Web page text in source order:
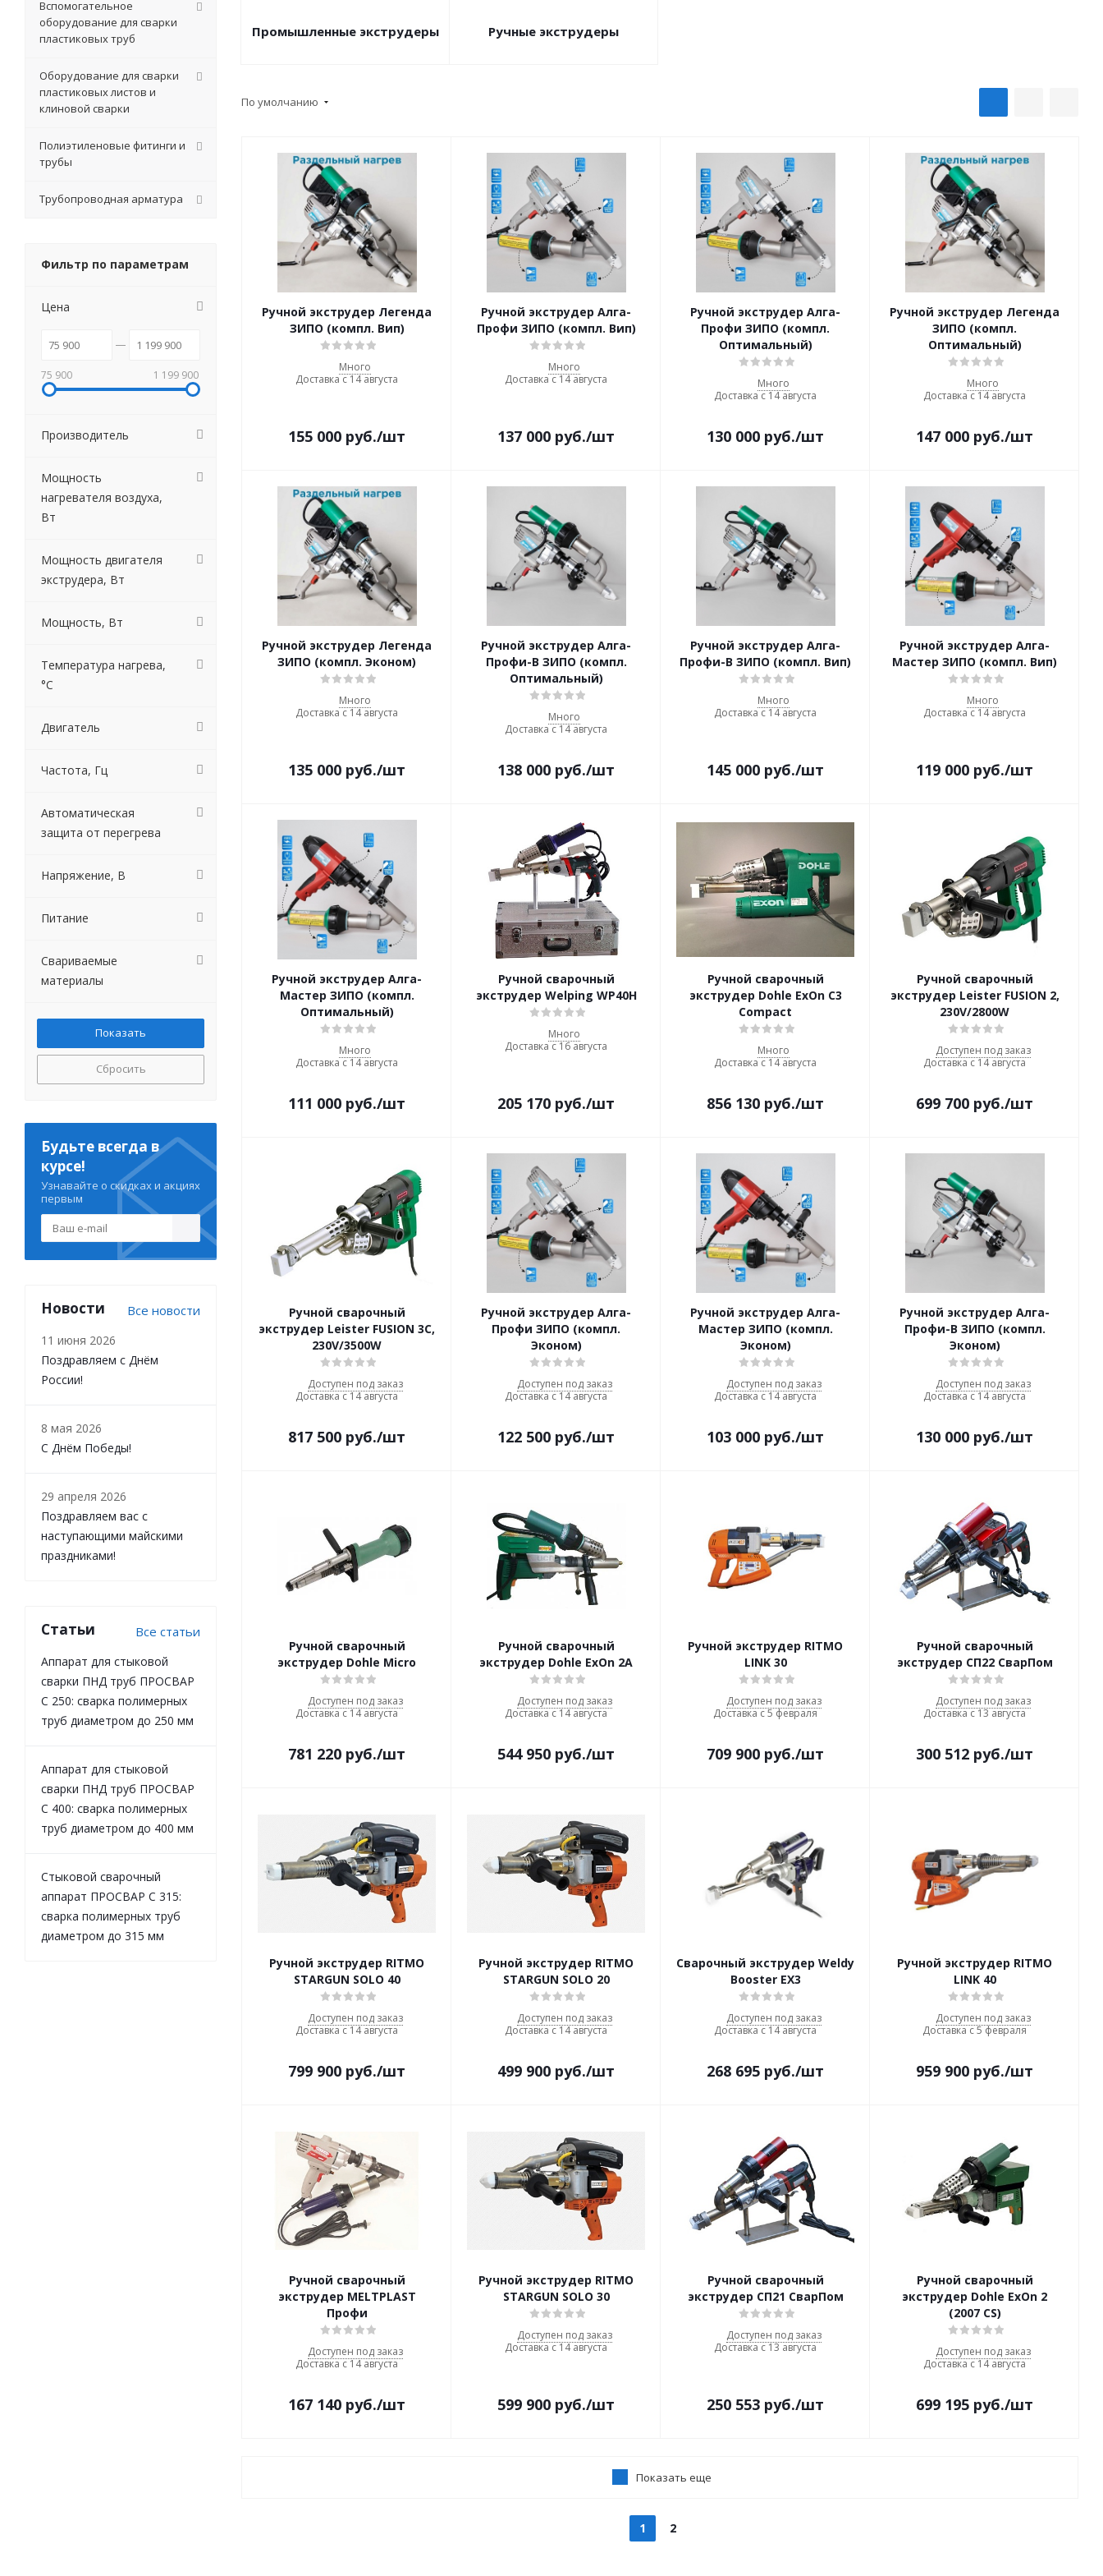
Промышленные экструдеры Ручные экструдеры
По умолчанию
Ручной экструдер Легенда
ЗИПО (компл. Вип)
Много
Доставка с 14 августа
155 000 руб./шт
Ручной экструдер Алга-
Профи ЗИПО (компл. Вип)
Много
Доставка с 14 августа
137 000 руб./шт
Ручной экструдер Алга-
Профи ЗИПО (компл.
Оптимальный)
Много
Доставка с 14 августа
130 000 руб./шт
Ручной экструдер Легенда
ЗИПО (компл.
Оптимальный)
Много
Доставка с 14 августа
147 000 руб./шт
Ручной экструдер Легенда
ЗИПО (компл. Эконом)
Много
Доставка с 14 августа
135 000 руб./шт
Ручной экструдер Алга-
Профи-В ЗИПО (компл.
Оптимальный)
Много
Доставка с 14 августа
138 000 руб./шт
Ручной экструдер Алга-
Профи-В ЗИПО (компл. Вип)
Много
Доставка с 14 августа
145 000 руб./шт
Ручной экструдер Алга-
Мастер ЗИПО (компл. Вип)
Много
Доставка с 14 августа
119 000 руб./шт
Ручной экструдер Алга-
Мастер ЗИПО (компл.
Оптимальный)
Много
Доставка с 14 августа
111 000 руб./шт
Ручной сварочный
экструдер Welping WP40H
Много
Доставка с 16 августа
205 170 руб./шт
Ручной сварочный
экструдер Dohle ExOn С3
Compact
Много
Доставка с 14 августа
856 130 руб./шт
Ручной сварочный
экструдер Leister FUSION 2,
230V/2800W
Доступен под заказ
Доставка с 14 августа
699 700 руб./шт
Ручной сварочный
экструдер Leister FUSION 3C,
230V/3500W
Доступен под заказ
Доставка с 14 августа
817 500 руб./шт
Ручной экструдер Алга-
Профи ЗИПО (компл.
Эконом)
Доступен под заказ
Доставка с 14 августа
122 500 руб./шт
Ручной экструдер Алга-
Мастер ЗИПО (компл.
Эконом)
Доступен под заказ
Доставка с 14 августа
103 000 руб./шт
Ручной экструдер Алга-
Профи-В ЗИПО (компл.
Эконом)
Доступен под заказ
Доставка с 14 августа
130 000 руб./шт
Ручной сварочный
экструдер Dohle Micro
Доступен под заказ
Доставка с 14 августа
781 220 руб./шт
Ручной сварочный
экструдер Dohle ExOn 2A
Доступен под заказ
Доставка с 14 августа
544 950 руб./шт
Ручной экструдер RITMO
LINK 30
Доступен под заказ
Доставка с 5 февраля
709 900 руб./шт
Ручной сварочный
экструдер СП22 СварПом
Доступен под заказ
Доставка с 13 августа
300 512 руб./шт
Ручной экструдер RITMO
STARGUN SOLO 40
Доступен под заказ
Доставка с 14 августа
799 900 руб./шт
Ручной экструдер RITMO
STARGUN SOLO 20
Доступен под заказ
Доставка с 14 августа
499 900 руб./шт
Сварочный экструдер Weldy
Booster EX3
Доступен под заказ
Доставка с 14 августа
268 695 руб./шт
Ручной экструдер RITMO
LINK 40
Доступен под заказ
Доставка с 5 февраля
959 900 руб./шт
Ручной сварочный
экструдер MELTPLAST
Профи
Доступен под заказ
Доставка с 14 августа
167 140 руб./шт
Ручной экструдер RITMO
STARGUN SOLO 30
Доступен под заказ
Доставка с 14 августа
599 900 руб./шт
Ручной сварочный
экструдер СП21 СварПом
Доступен под заказ
Доставка с 13 августа
250 553 руб./шт
Ручной сварочный
экструдер Dohle ExOn 2
(2007 CS)
Доступен под заказ
Доставка с 14 августа
699 195 руб./шт
Показать еще
1 2
Вспомогательное
оборудование для сварки
пластиковых труб
Оборудование для сварки
пластиковых листов и
клиновой сварки
Полиэтиленовые фитинги и
трубы
Трубопроводная арматура
Фильтр по параметрам
Цена
75 900 1 199 900
Производитель
Мощность
нагревателя воздуха,
Вт
Мощность двигателя
экструдера, Вт
Мощность, Вт
Температура нагрева,
°С
Двигатель
Частота, Гц
Автоматическая
защита от перегрева
Напряжение, В
Питание
Свариваемые
материалы
Сбросить
Будьте всегда в
курсе!
Узнавайте о скидках и акциях
первым
Новости Все новости
11 июня 2026
Поздравляем с Днём
России!
8 мая 2026
С Днём Победы!
29 апреля 2026
Поздравляем вас с
наступающими майскими
праздниками!
Статьи Все статьи
Аппарат для стыковой
сварки ПНД труб ПРОСВАР
С 250: сварка полимерных
труб диаметром до 250 мм
Аппарат для стыковой
сварки ПНД труб ПРОСВАР
С 400: сварка полимерных
труб диаметром до 400 мм
Стыковой сварочный
аппарат ПРОСВАР С 315:
сварка полимерных труб
диаметром до 315 мм